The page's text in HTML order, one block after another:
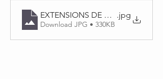
EXTENSIONS DE CILS.jpg
Download JPG • 330KB